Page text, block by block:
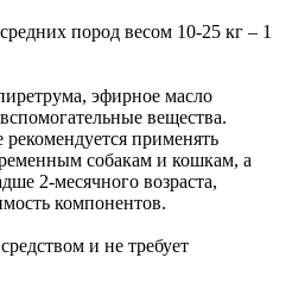
пород весом 10-25 кг – 1
эфирное масло
вещества.
применять
собакам и кошкам, а
2-месячного возраста,
компонентов.
и не требует